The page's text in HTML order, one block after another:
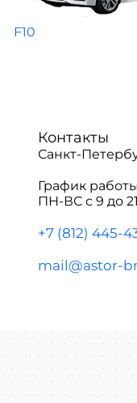
F10
Контакты
Санкт-
График
ПН-ВС с 9 до 21
+7 (812) 445-
mail@astor-